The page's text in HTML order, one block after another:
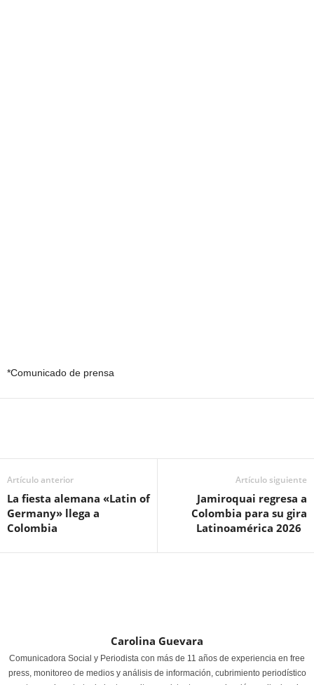
*Comunicado de prensa
Artículo anterior
La fiesta alemana «Latin of
Germany» llega a
Colombia
Artículo siguiente
Jamiroquai regresa a
Colombia para su gira
Latinoamérica 2026
Carolina Guevara
Comunicadora Social y Periodista con más de 11 años de experiencia en free
press, monitoreo de medios y análisis de información, cubrimiento periodístico